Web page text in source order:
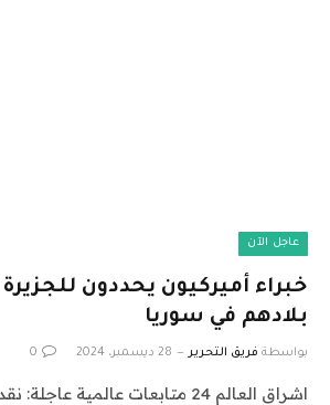
عاجل الآن
خبراء أميركيون يحددون
بلادهم في سوريا
بواسطة فريق التحرير 28 ديسمبر، 2024 0
اشراق العالم 24 متابعات عالمية